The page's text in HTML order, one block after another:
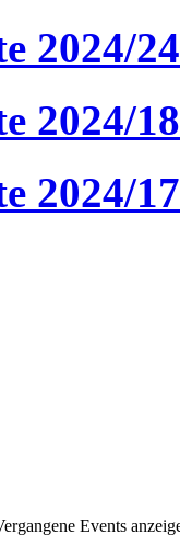
2024/24
2024/18
2024/17
Events